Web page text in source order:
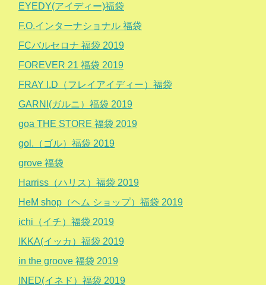
EYEDY(アイディー)福袋
F.O.インターナショナル 福袋
FCバルセロナ 福袋 2019
FOREVER 21 福袋 2019
FRAY I.D（フレイアイディー）福袋
GARNI(ガルニ）福袋 2019
goa THE STORE 福袋 2019
gol.（ゴル）福袋 2019
grove 福袋
Harriss（ハリス）福袋 2019
HeM shop（ヘム ショップ）福袋 2019
ichi（イチ）福袋 2019
IKKA(イッカ）福袋 2019
in the groove 福袋 2019
INED(イネド）福袋 2019